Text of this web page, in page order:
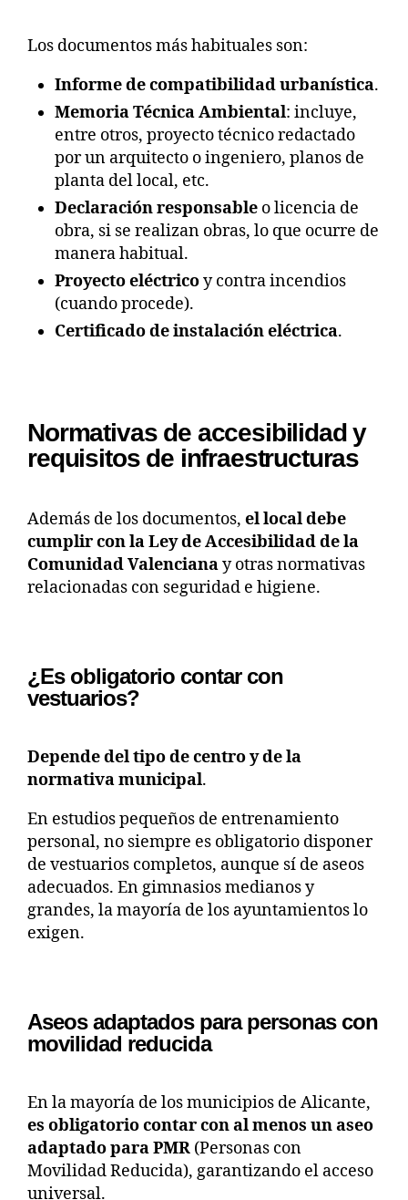
Los documentos más habituales son:
Informe de compatibilidad urbanística.
Memoria Técnica Ambiental: incluye,
entre otros, proyecto técnico redactado
por un arquitecto o ingeniero, planos de
planta del local, etc.
Declaración responsable o licencia de
obra, si se realizan obras, lo que ocurre de
manera habitual.
Proyecto eléctricoy contra incendios
(cuando procede).
Certificado de instalación eléctrica.
Normativas de accesibilidad y
requisitos de infraestructuras
Además de los documentos, el local debe
cumplir con la Ley de Accesibilidad de la
Comunidad Valencianay otras normativas
relacionadas con seguridad e higiene.
¿Es obligatorio contar con
vestuarios?
Depende del tipo de centro y de la
normativa municipal.
En estudios pequeños de entrenamiento
personal, no siempre es obligatorio disponer
de vestuarios completos, aunque sí de aseos
adecuados. En gimnasios medianos y
grandes, la mayoría de los ayuntamientos lo
exigen.
Aseos adaptados para personas con
movilidad reducida
En la mayoría de los municipios de Alicante,
es obligatorio contar con al menos un aseo
adaptado para PMR (Personas con
Movilidad Reducida), garantizando el acceso
universal.